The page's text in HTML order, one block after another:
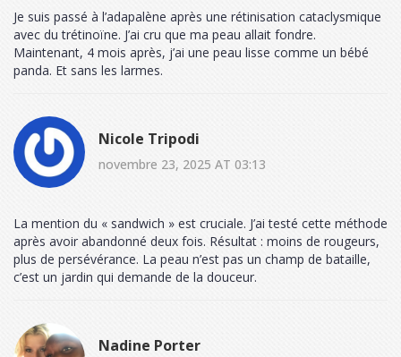
Je suis passé à l’adapalène après une rétinisation cataclysmique
avec du trétinoïne. J’ai cru que ma peau allait fondre.
Maintenant, 4 mois après, j’ai une peau lisse comme un bébé
panda. Et sans les larmes.
Nicole Tripodi
novembre 23, 2025 AT 03:13
La mention du « sandwich » est cruciale. J’ai testé cette méthode
après avoir abandonné deux fois. Résultat : moins de rougeurs,
plus de persévérance. La peau n’est pas un champ de bataille,
c’est un jardin qui demande de la douceur.
Nadine Porter